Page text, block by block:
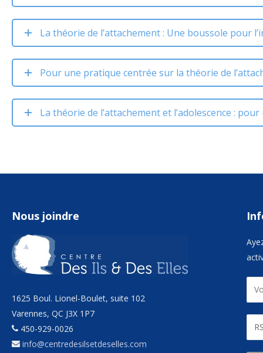
La théorie de l’attachement : Une boussole pour
Pour une pratique centrée sur la théorie de
La théorie de l’attachement et l’adolescence :
Nous joindre
1625 Boul. Lionel-Boulet, suite 102
Varennes, QC J3X 1P7
450-929-0026
info@centredesilsetdeselles.com